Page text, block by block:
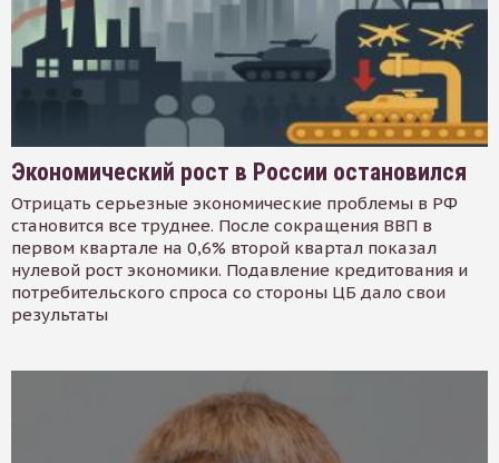
Экономический рост в России остановился
Отрицать серьезные экономические проблемы в РФ
становится все труднее. После сокращения ВВП в
первом квартале на 0,6% второй квартал показал
нулевой рост экономики. Подавление кредитования и
потребительского спроса со стороны ЦБ дало свои
результаты